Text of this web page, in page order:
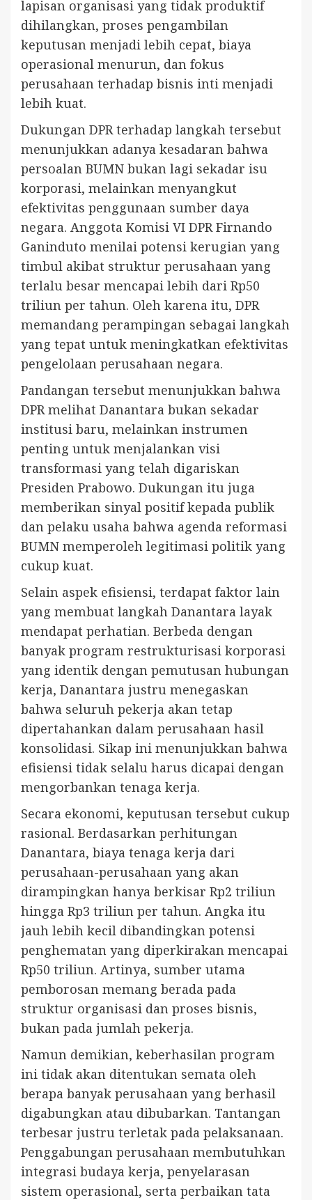
lapisan organisasi yang tidak produktif
dihilangkan, proses pengambilan
keputusan menjadi lebih cepat, biaya
operasional menurun, dan fokus
perusahaan terhadap bisnis inti menjadi
lebih kuat.
Dukungan DPR terhadap langkah tersebut
menunjukkan adanya kesadaran bahwa
persoalan BUMN bukan lagi sekadar isu
korporasi, melainkan menyangkut
efektivitas penggunaan sumber daya
negara. Anggota Komisi VI DPR Firnando
Ganinduto menilai potensi kerugian yang
timbul akibat struktur perusahaan yang
terlalu besar mencapai lebih dari Rp50
triliun per tahun. Oleh karena itu, DPR
memandang perampingan sebagai langkah
yang tepat untuk meningkatkan efektivitas
pengelolaan perusahaan negara.
Pandangan tersebut menunjukkan bahwa
DPR melihat Danantara bukan sekadar
institusi baru, melainkan instrumen
penting untuk menjalankan visi
transformasi yang telah digariskan
Presiden Prabowo. Dukungan itu juga
memberikan sinyal positif kepada publik
dan pelaku usaha bahwa agenda reformasi
BUMN memperoleh legitimasi politik yang
cukup kuat.
Selain aspek efisiensi, terdapat faktor lain
yang membuat langkah Danantara layak
mendapat perhatian. Berbeda dengan
banyak program restrukturisasi korporasi
yang identik dengan pemutusan hubungan
kerja, Danantara justru menegaskan
bahwa seluruh pekerja akan tetap
dipertahankan dalam perusahaan hasil
konsolidasi. Sikap ini menunjukkan bahwa
efisiensi tidak selalu harus dicapai dengan
mengorbankan tenaga kerja.
Secara ekonomi, keputusan tersebut cukup
rasional. Berdasarkan perhitungan
Danantara, biaya tenaga kerja dari
perusahaan-perusahaan yang akan
dirampingkan hanya berkisar Rp2 triliun
hingga Rp3 triliun per tahun. Angka itu
jauh lebih kecil dibandingkan potensi
penghematan yang diperkirakan mencapai
Rp50 triliun. Artinya, sumber utama
pemborosan memang berada pada
struktur organisasi dan proses bisnis,
bukan pada jumlah pekerja.
Namun demikian, keberhasilan program
ini tidak akan ditentukan semata oleh
berapa banyak perusahaan yang berhasil
digabungkan atau dibubarkan. Tantangan
terbesar justru terletak pada pelaksanaan.
Penggabungan perusahaan membutuhkan
integrasi budaya kerja, penyelarasan
sistem operasional, serta perbaikan tata